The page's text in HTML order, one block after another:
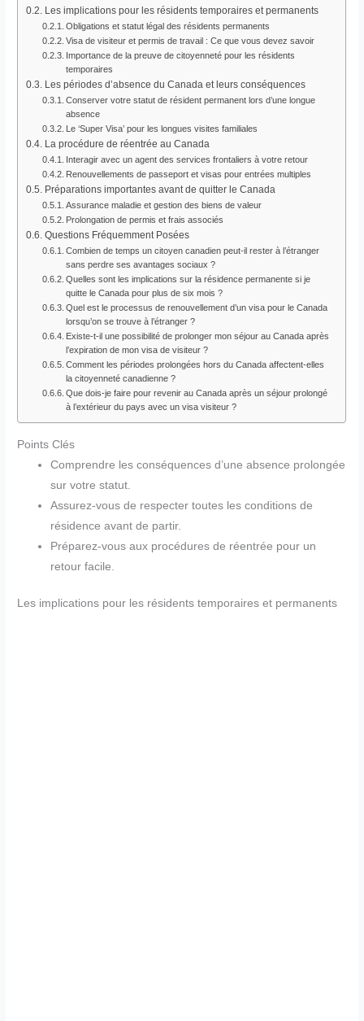
Les implications pour les résidents temporaires et permanents
Obligations et statut légal des résidents permanents
Visa de visiteur et permis de travail : Ce que vous devez savoir
Importance de la preuve de citoyenneté pour les résidents
temporaires
Les périodes d’absence du Canada et leurs conséquences
Conserver votre statut de résident permanent lors d’une longue
absence
Le ‘Super Visa’ pour les longues visites familiales
La procédure de réentrée au Canada
Interagir avec un agent des services frontaliers à votre retour
Renouvellements de passeport et visas pour entrées multiples
Préparations importantes avant de quitter le Canada
Assurance maladie et gestion des biens de valeur
Prolongation de permis et frais associés
Questions Fréquemment Posées
Combien de temps un citoyen canadien peut-il rester à l’étranger
sans perdre ses avantages sociaux ?
Quelles sont les implications sur la résidence permanente si je
quitte le Canada pour plus de six mois ?
Quel est le processus de renouvellement d’un visa pour le Canada
lorsqu’on se trouve à l’étranger ?
Existe-t-il une possibilité de prolonger mon séjour au Canada après
l’expiration de mon visa de visiteur ?
Comment les périodes prolongées hors du Canada affectent-elles
la citoyenneté canadienne ?
Que dois-je faire pour revenir au Canada après un séjour prolongé
à l’extérieur du pays avec un visa visiteur ?
Points Clés
Comprendre les conséquences d’une absence prolongée
sur votre statut.
Assurez-vous de respecter toutes les conditions de
résidence avant de partir.
Préparez-vous aux procédures de réentrée pour un
retour facile.
Les implications pour les résidents temporaires et permanents